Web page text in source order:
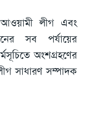
আওয়ামী লীগ এবং
সব পর্যায়ের
অংশগ্রহণের
সাধারণ সম্পাদক